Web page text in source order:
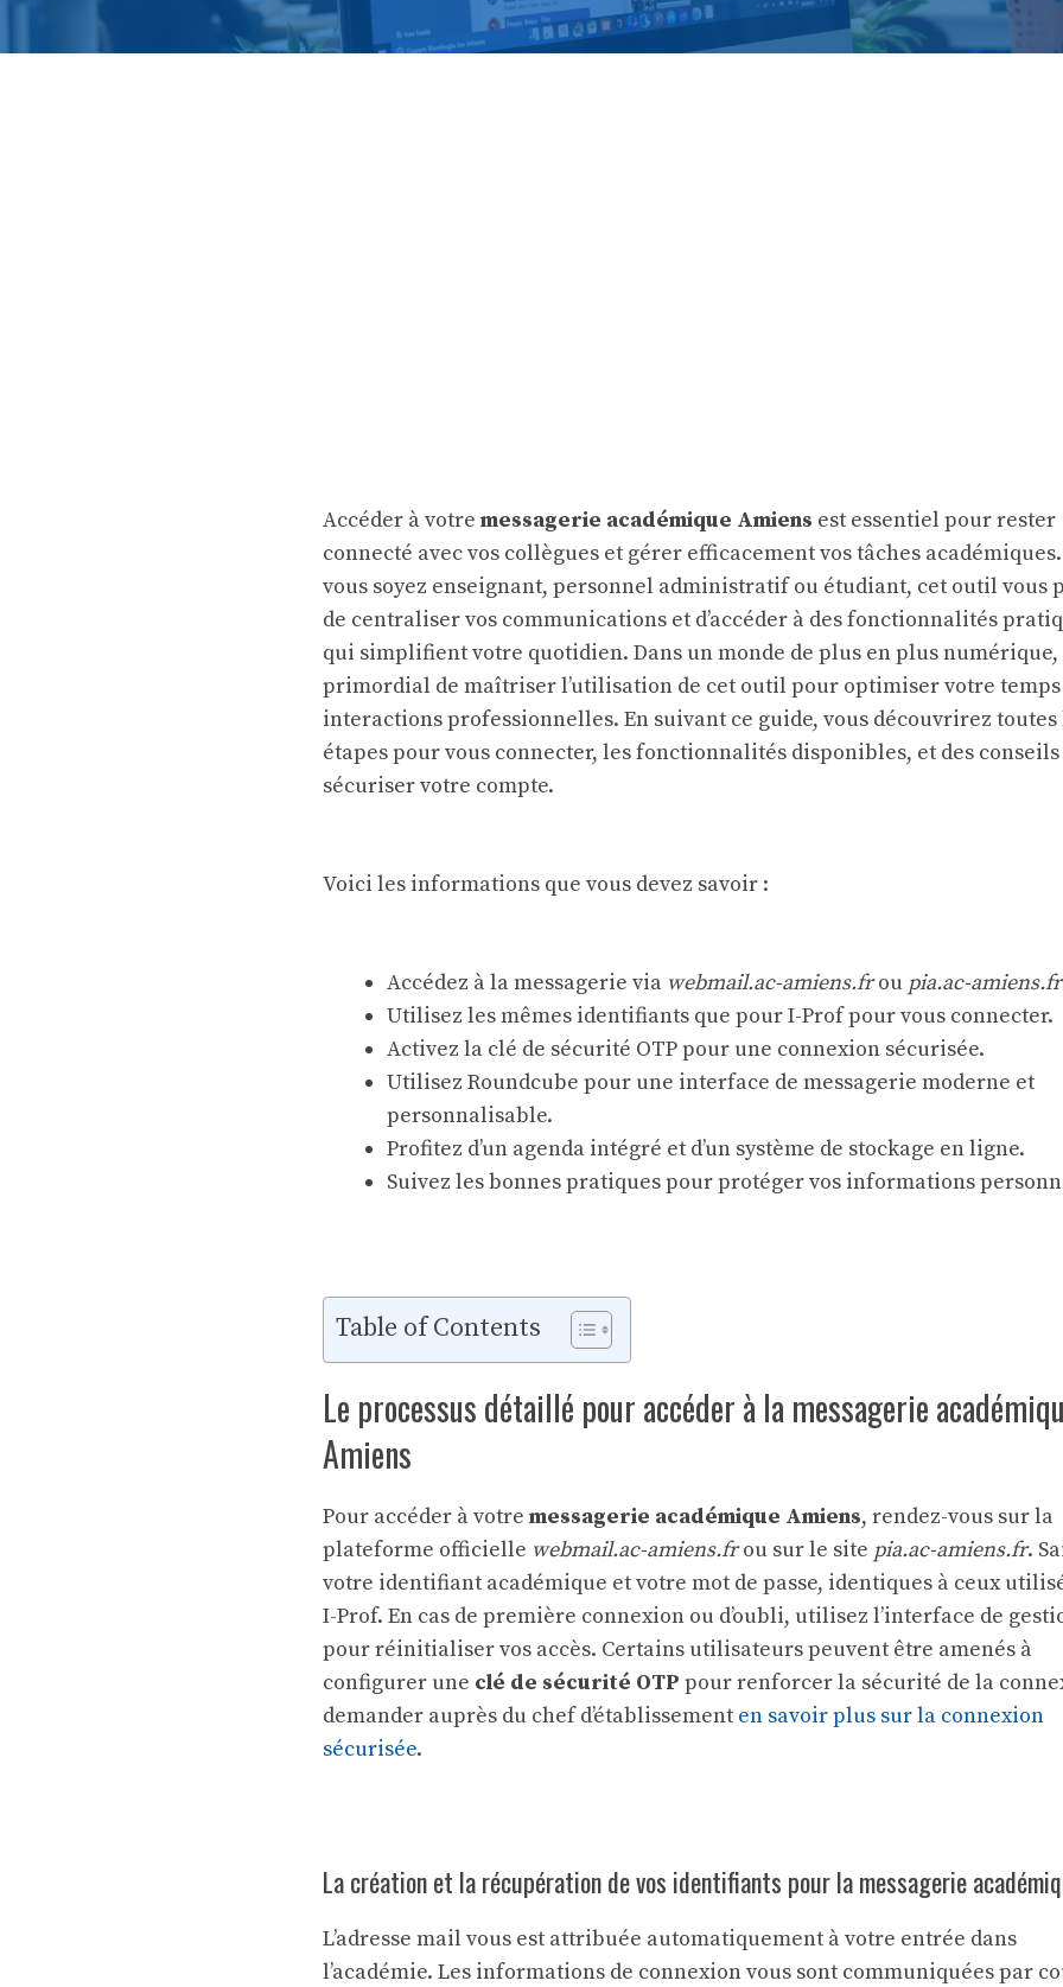
Accéder à votre messagerie académique Amiens est essentiel pour rester
connecté avec vos collègues et gérer efficacement vos tâches
vous soyez enseignant, personnel administratif ou étudiant, cet outil vous
de centraliser vos communications et d’accéder à des fonctionnalités
qui simplifient votre quotidien. Dans un monde de plus en plus
primordial de maîtriser l’utilisation de cet outil pour optimiser votre temps
interactions professionnelles. En suivant ce guide, vous découvrirez toutes
étapes pour vous connecter, les fonctionnalités disponibles, et des
sécuriser votre compte.
Voici les informations que vous devez savoir :
Accédez à la messagerie via webmail.ac-amiens.frou pia.ac-amiens.fr
Utilisez les mêmes identifiants que pour I-Prof pour vous connecter.
Activez la clé de sécurité OTP pour une connexion sécurisée.
Utilisez Roundcube pour une interface de messagerie moderne et
personnalisable.
Profitez d’un agenda intégré et d’un système de stockage en ligne.
Suivez les bonnes pratiques pour protéger vos informations
Table of Contents
Le processus détaillé pour accéder à la messagerie
Amiens
Pour accéder à votre messagerie académique Amiens, rendez-vous sur la
plateforme officielle webmail.ac-amiens.frou sur le site pia.ac-amiens.fr.
votre identifiant académique et votre mot de passe, identiques à ceux
I-Prof. En cas de première connexion ou d’oubli, utilisez l’interface de
pour réinitialiser vos accès. Certains utilisateurs peuvent être amenés à
configurer une clé de sécurité OTP pour renforcer la sécurité de la
demander auprès du chef d’établissement en savoir plus sur la connexion
sécurisée.
La création et la récupération de vos identifiants pour la messagerie
L’adresse mail vous est attribuée automatiquement à votre entrée dans
l’académie. Les informations de connexion vous sont communiquées par